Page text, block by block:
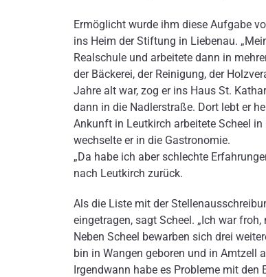
Ermöglicht wurde ihm diese Aufgabe
ins Heim der Stiftung in Liebenau.
Realschule und arbeitete dann in
der Bäckerei, der Reinigung, der
Jahre alt war, zog er ins Haus St.
dann in die Nadlerstraße. Dort lebt er
Ankunft in Leutkirch arbeitete Scheel
wechselte er in die Gastronomie.
„Da habe ich aber schlechte
nach Leutkirch zurück.
Als die Liste mit der
eingetragen, sagt Scheel. „Ich war
Neben Scheel bewarben sich drei
bin in Wangen geboren und in Amtzell
Irgendwann habe es Probleme mit